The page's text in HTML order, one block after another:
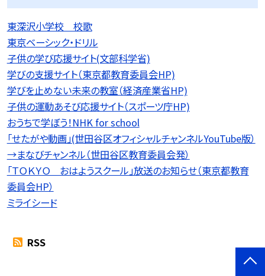
東深沢小学校 校歌
東京ベーシック・ドリル
子供の学び応援サイト(文部科学省)
学びの支援サイト（東京都教育委員会HP)
学びを止めない未来の教室（経済産業省HP)
子供の運動あそび応援サイト（スポーツ庁HP)
おうちで学ぼう！NHK for school
「せたがや動画」(世田谷区オフィシャルチャンネルYouTube版）
→まなびチャンネル（世田谷区教育委員会発）
「ＴＯＫＹＯ おはようスクール」放送のお知らせ（東京都教育
委員会HP）
ミライシード
RSS